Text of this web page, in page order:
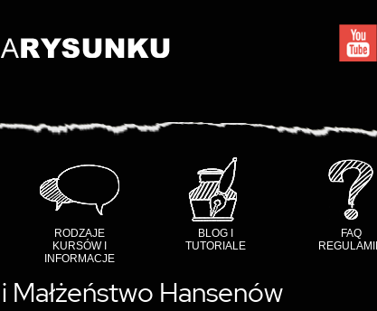
RODZAJE
KURSÓW I
INFORMACJE
BLOG I
TUTORIALE
FAQ
Małżeństwo Hansenów